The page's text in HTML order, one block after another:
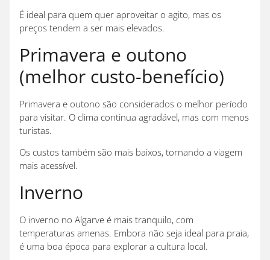
É ideal para quem quer aproveitar o agito, mas os
preços tendem a ser mais elevados.
Primavera e outono
(melhor custo-benefício)
Primavera e outono são considerados o melhor período
para visitar. O clima continua agradável, mas com menos
turistas.
Os custos também são mais baixos, tornando a viagem
mais acessível.
Inverno
O inverno no Algarve é mais tranquilo, com
temperaturas amenas. Embora não seja ideal para praia,
é uma boa época para explorar a cultura local.